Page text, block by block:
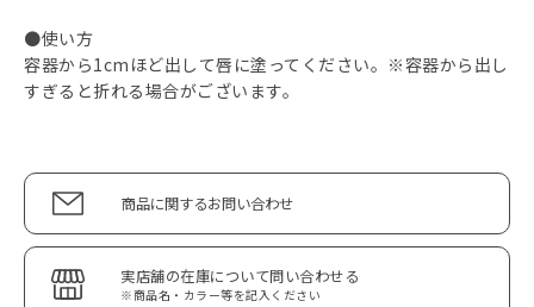
●使い方
容器から1cmほど出して唇に塗ってください。※容器から出し
すぎると折れる場合がございます。
商品に関するお問い合わせ
実店舗の在庫について問い合わせる
※商品名・カラー等を記入ください